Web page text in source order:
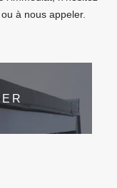
à nous appeler.